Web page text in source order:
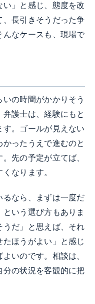
」と感じ、態度を改
長引きそうだった争
んなケースも、現場で
の時間がかかりそう
護士は、経験にもと
。ゴールが見えない
ったうえで進むのと
先の予定が立てば、
なります。
なら、まずは一度だ
いう選び方もありま
だ」と思えば、それ
ほうがよい」と感じ
いのです。相談は、
の状況を客観的に把